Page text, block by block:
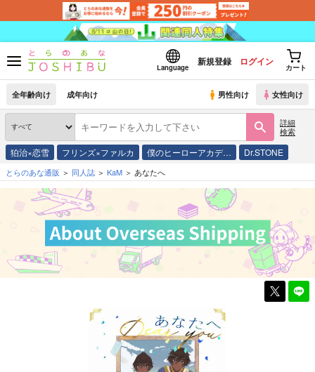
Language
新規登録 ログイン
カート
全年齢向け 成年向け 男性向け 女性向け
詳細
検索
狛治×恋雪 フリンズ×ファルカ 僕のヒーローアカデ… Dr.STONE
とらのあな通販 同人誌 KaM あなたへ